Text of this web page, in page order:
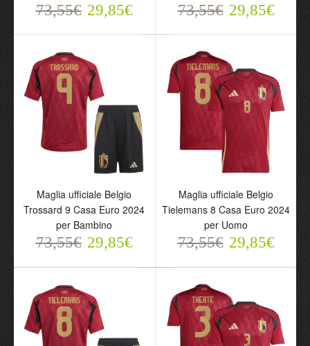
Maglia ufficiale Belgio
Vertonghen 5 Casa Euro
2024 per Bambino
73,55€ 29,85€
Maglia ufficiale Belgio
Trossard 9 Casa Euro
2024 per Uomo
73,55€ 29,85€
Trossard 9 Casa Euro
2024 per Bambino
73,55€
Tielemans 8 Casa Euro
2024 per Uomo
73,55€ 29,85€
73,55€ 29,85€ 73,55€ 29,85€
Maglia ufficiale Belgio
Trossard 9 Casa Euro 2024
per Bambino
73,55€ 29,85€
Maglia ufficiale Belgio
Tielemans 8 Casa Euro 2024
per Uomo
73,55€ 29,85€